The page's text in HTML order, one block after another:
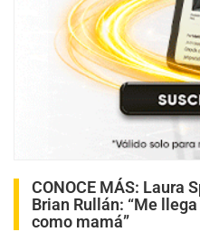
CONOCE MÁS: Laura
Brian Rullán: “Me
como mamá”